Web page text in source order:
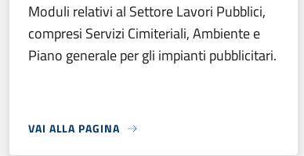
Moduli relativi al Settore Lavori Pubblici,
compresi Servizi Cimiteriali, Ambiente e
Piano generale per gli impianti pubblicitari.
VAI ALLA PAGINA